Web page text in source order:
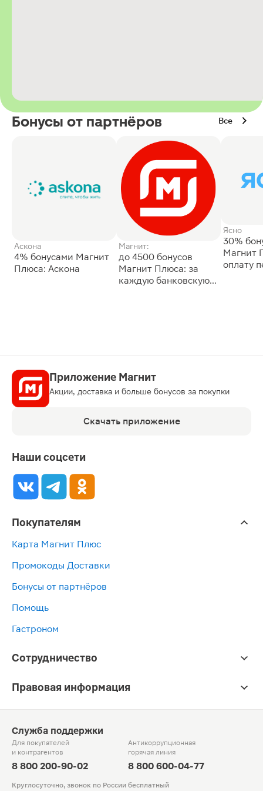
Бонусы от партнёров Все
Аскона
4% бонусами Магнит
Плюса: Аскона
Магнит:
до 4500 бонусов
Магнит Плюса: за
каждую банковскую
Ясно
30%
Магнит
оплату
Приложение Магнит
Акции, доставка и больше бонусов за покупки
Скачать приложение
Наши соцсети
Покупателям
Карта Магнит Плюс
Промокоды Доставки
Бонусы от партнёров
Помощь
Гастроном
Сотрудничество
Правовая информация
Служба поддержки
Для покупателей
и контрагентов
8 800 200-90-02
Антикоррупционная
горячая линия
8 800 600-04-77
Круглосуточно, звонок по России бесплатный